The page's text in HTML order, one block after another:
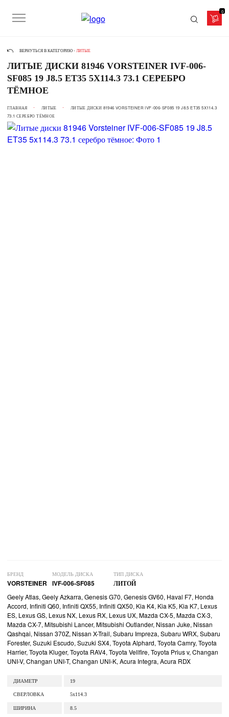
0
ВЕРНУТЬСЯ В КАТЕГОРИЮ - ЛИТЫЕ
ЛИТЫЕ ДИСКИ 81946 VORSTEINER IVF-006-
SF085 19 J8.5 ET35 5X114.3 73.1 СЕРЕБРО
ТЁМНОЕ
ГЛАВНАЯ ЛИТЫЕ
ЛИТЫЕ ДИСКИ 81946 VORSTEINER IVF-006-SF085 19 J8.5 ET35 5X114.3
73.1 СЕРЕБРО ТЁМНОЕ
БРЕНД
VORSTEINER
МОДЕЛЬ ДИСКА
IVF-006-SF085
ТИП ДИСКА
ЛИТОЙ
Geely Atlas, Geely Azkarra, Genesis G70, Genesis GV60, Haval F7, Honda
Accord, Infiniti Q60, Infiniti QX55, Infiniti QX50, Kia K4, Kia K5, Kia K7, Lexus
ES, Lexus GS, Lexus NX, Lexus RX, Lexus UX, Mazda CX-5, Mazda CX-3,
Mazda CX-7, Mitsubishi Lancer, Mitsubishi Outlander, Nissan Juke, Nissan
Qashqai, Nissan 370Z, Nissan X-Trail, Subaru Impreza, Subaru WRX, Subaru
Forester, Suzuki Escudo, Suzuki SX4, Toyota Alphard, Toyota Camry, Toyota
Harrier, Toyota Kluger, Toyota RAV4, Toyota Vellfire, Toyota Prius v, Changan
UNI-V, Changan UNI-T, Changan UNI-K, Acura Integra, Acura RDX
ДИАМЕТР 19
СВЕРЛОВКА 5x114.3
ШИРИНА 8.5